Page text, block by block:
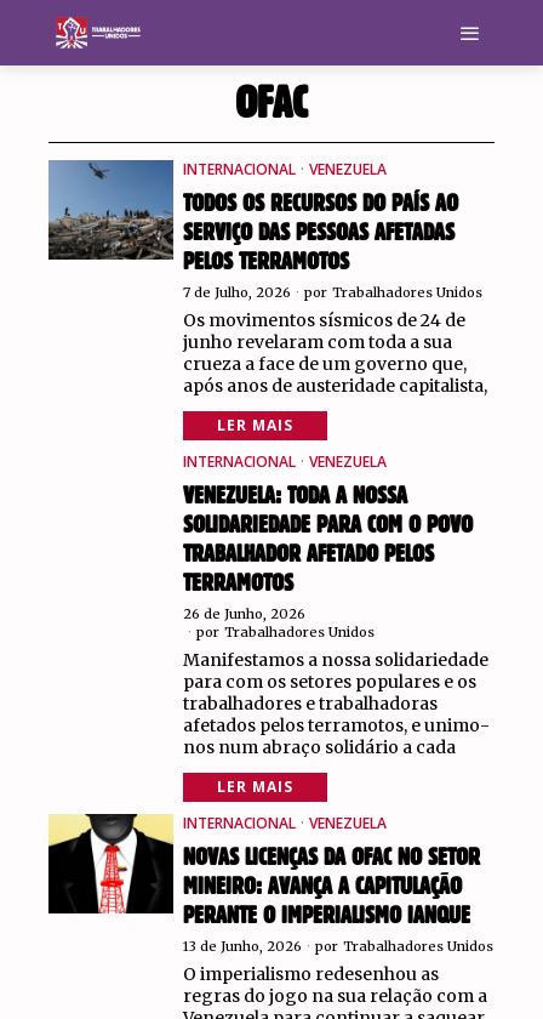
OFAC
INTERNACIONAL · VENEZUELA
TODOS OS RECURSOS DO PAÍS AO
SERVIÇO DAS PESSOAS AFETADAS
PELOS TERRAMOTOS
7 de Julho, 2026 por Trabalhadores Unidos
Os movimentos sísmicos de 24 de
junho revelaram com toda a sua
crueza a face de um governo que,
após anos de austeridade capitalista,
LER MAIS
INTERNACIONAL · VENEZUELA
VENEZUELA: TODA A NOSSA
SOLIDARIEDADE PARA COM O POVO
TRABALHADOR AFETADO PELOS
TERRAMOTOS
26 de Junho, 2026
por Trabalhadores Unidos
Manifestamos a nossa solidariedade
para com os setores populares e os
trabalhadores e trabalhadoras
afetados pelos terramotos, e unimo-
nos num abraço solidário a cada
LER MAIS
INTERNACIONAL · VENEZUELA
NOVAS LICENÇAS DA OFAC NO SETOR
MINEIRO: AVANÇA A CAPITULAÇÃO
PERANTE O IMPERIALISMO IANQUE
13 de Junho, 2026 por Trabalhadores Unidos
O imperialismo redesenhou as
regras do jogo na sua relação com a